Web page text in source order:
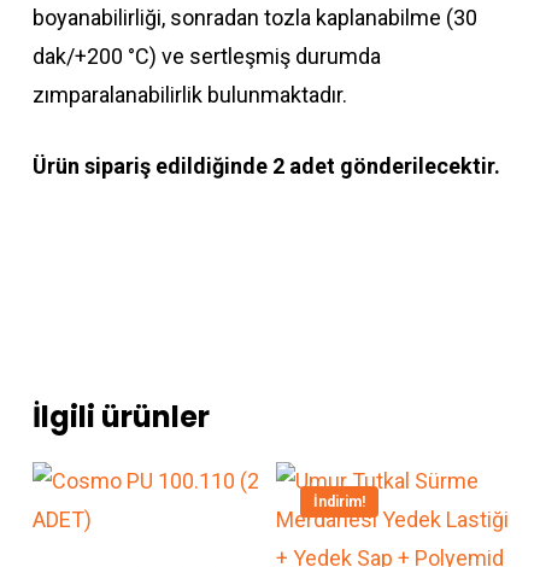
boyanabilirliği, sonradan tozla kaplanabilme (30
dak/+200 °C) ve sertleşmiş durumda
zımparalanabilirlik bulunmaktadır.
Ürün sipariş edildiğinde 2 adet gönderilecektir.
İlgili ürünler
İndirim!